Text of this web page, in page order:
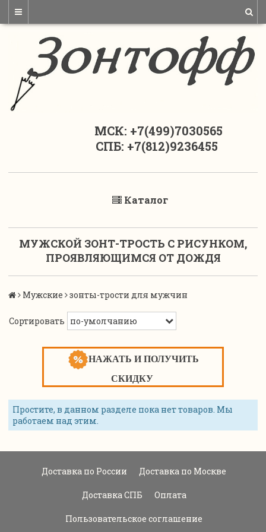
МСК: +7(499)7030565
СПБ: +7(812)9236455
Каталог
МУЖСКОЙ ЗОНТ-ТРОСТЬ С РИСУНКОМ,
ПРОЯВЛЯЮЩИМСЯ ОТ ДОЖДЯ
Мужские зонты-трости для мужчин
Сортировать
НАЖАТЬ И ПОЛУЧИТЬ
СКИДКУ
Простите, в данном разделе пока нет товаров. Мы
работаем над этим.
Доставка по России Доставка по Москве
Доставка СПБ Оплата
Пользовательское соглашение